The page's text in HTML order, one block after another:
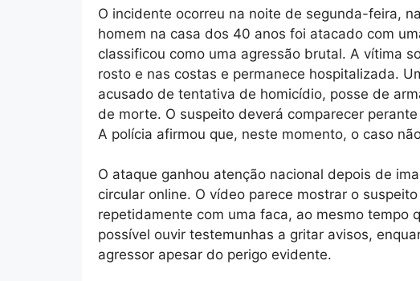
O incidente ocorreu na noite de segunda-feira,
homem na casa dos 40 anos foi atacado com
classificou como uma agressão brutal. A vítima
rosto e nas costas e permanece hospitalizada.
acusado de tentativa de homicídio, posse de
de morte. O suspeito deverá comparecer
A polícia afirmou que, neste momento, o caso
O ataque ganhou atenção nacional depois de
circular online. O vídeo parece mostrar o
repetidamente com uma faca, ao mesmo tempo
possível ouvir testemunhas a gritar avisos,
agressor apesar do perigo evidente.